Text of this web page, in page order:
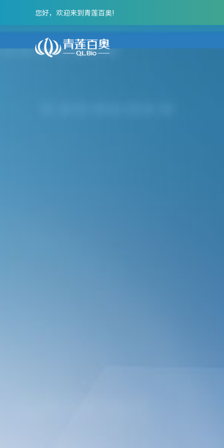
您好，欢迎来到青莲百奥!